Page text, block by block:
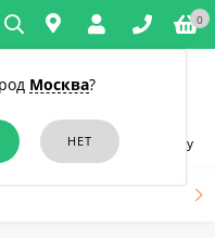
Москва?
0
в Ростове-на-Дону